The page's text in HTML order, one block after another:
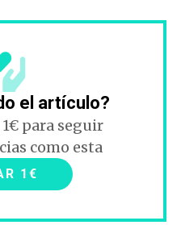
el artículo?
para seguir
como esta
1€